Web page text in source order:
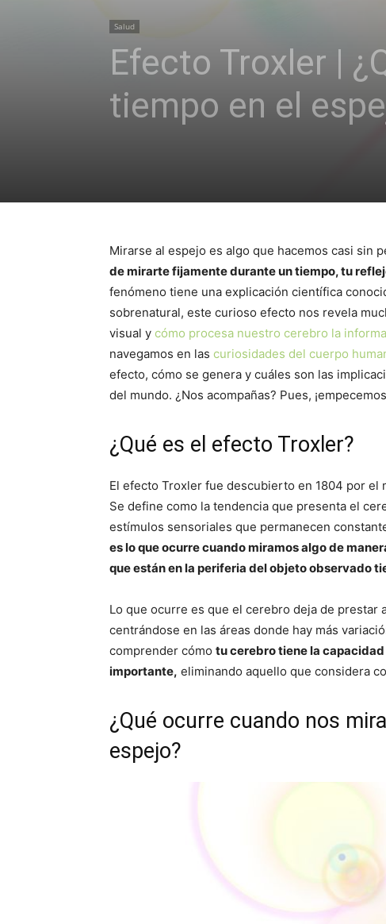
Salud
Efecto Troxler |
tiempo en el
Mirarse al espejo es algo que hacemos casi sin
de mirarte fijamente durante un tiempo, tu
fenómeno tiene una explicación científica
sobrenatural, este curioso efecto nos revela
visual y cómo procesa nuestro cerebro la
navegamos en las curiosidades del cuerpo
efecto, cómo se genera y cuáles son las
del mundo. ¿Nos acompañas? Pues,
¿Qué es el efecto Troxler?
El efecto Troxler fue descubierto en 1804 por el
Se define como la tendencia que presenta el
estímulos sensoriales que permanecen
es lo que ocurre cuando miramos algo de
que están en la periferia del objeto observado
Lo que ocurre es que el cerebro deja de prestar
centrándose en las áreas donde hay más
comprender cómo tu cerebro tiene la
importante, eliminando aquello que considera
¿Qué ocurre cuando nos
espejo?